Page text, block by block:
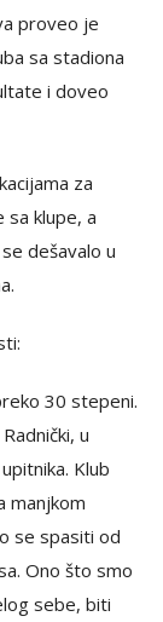
proveo je
sa stadiona
i doveo
za
sa klupe, a
dešavalo u
30 stepeni.
u
Klub
manjkom
se spasiti od
Ono što smo
sebe, biti